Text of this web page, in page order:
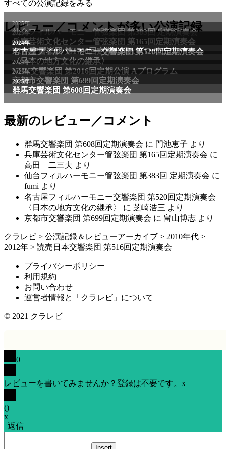
すべての公演記録をみる
レビュー／コメントが多い公演記録
2025年
仙台フィルハーモニー管弦楽団 第383回 定期演奏会
2025年
兵庫芸術文化センター管弦楽団 第165回定期演奏会
2011年
NHK交響楽団 第1706回定期公演Aプログラム
2024年
名古屋フィルハーモニー交響楽団 第520回定期演奏会
〈日本の地方文化の継承〉
2024年
NHK交響楽団 第2016回定期公演 Aプログラム
2025年
京都市交響楽団 第699回定期演奏会
2025年
群馬交響楽団 第608回定期演奏会
最新のレビュー／コメント
群馬交響楽団 第608回定期演奏会 に 門池恵子 より
兵庫芸術文化センター管弦楽団 第165回定期演奏会 に
高田 二三夫 より
仙台フィルハーモニー管弦楽団 第383回 定期演奏会 に
fumi より
名古屋フィルハーモニー交響楽団 第520回定期演奏会
〈日本の地方文化の継承〉
に 芝崎浩三 より
京都市交響楽団 第699回定期演奏会 に 畠山博志 より
クラレビ > 公演記録＆レビューアーカイブ > 2010年代 >
2012年 > 読売日本交響楽団 第516回定期演奏会
プライバシーポリシー
利用規約
お問い合わせ
運営者情報と「クラレビ」について
© 2021 クラレビ
0
レビューを書いてみませんか？登録は不要です。 x
()
x
| 返信